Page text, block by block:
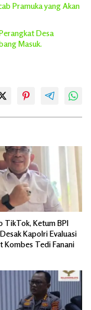
Pramuka yang Akan
Desa
Masuk.
TikTok, Ketum BPI
Kapolri Evaluasi
Kombes Tedi Fanani